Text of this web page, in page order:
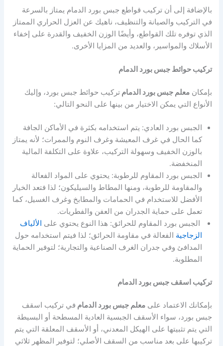
بالإضافة إلى أن تركيب قواطع جبس بورد الدمام يمتاز بالسرعة
في التركيب والصيانة والتنظيف، ناهيك عن العزل الحراري الممتاز
الذي توفره تلك القواطع، وأيضًا الوزن الخفيف والقدرة على إخفاء
الأسلاك والمواسير، والعديد من المزايا الأخرى.
تركيب حوائط جبس بورد الدمام
بإمكانمعلم جبس بورد الدمامتركيب حوائط جبس بورد، وإليك
الأنواع التي يمكن الاختيار من بينها على النحو التالي:
الجبس بورد العادي: يتم استخدامه بكثرة في الأماكن الجافة
كما الحال في غرف المعيشة وغرف النوم والممرات؛ لأنه يمتاز
بالوزن الخفيف وسهولة التركيب، علاوة على التكلفة المالية
المنخفضة.
الجبس بورد المقاوم للرطوبة: يحتوي على المواد الفعالة
والمقاومة للرطوبة، ومنها المطاط والسيليكون؛ لذا فتعد الخيار
الأفضل للاستخدام في الحمامات والمطابخ وغرف الغسيل، كما
تعمل على حماية الجدران من العفن والفطريات.
الجبس بورد المقاوم للحرائق: هذا النوع يحتوي على الألياف
الزجاجية الفعالة في مقاومة الحرائق؛ لذا فيتم استخدامه حول
المدافئ وفي جدران الغرف الصناعية والتجارية؛ لتوفير الحماية
المطلوبة.
تركيب اسقف جبس بورد الدمام
بإمكانك الاعتماد علىمعلم جبس بورد الدمام في تركيب اسقف
جبس بورد، سواء الأسقف الجبسية العادية المسطحة أو البسيطة
التي يتم تثبيتها على الهيكل المعدني، أو الأسقف المعلقة التي يتم
تركيبها على بعد مناسب من السقف الأصلي؛ لتوفير المظهر ثلاثي